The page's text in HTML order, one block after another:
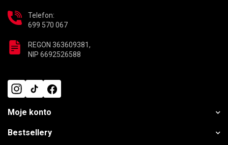
Telefon:
699 570 067
REGON 363609381,
NIP 6692526588
Moje konto
Bestsellery